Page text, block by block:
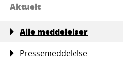
Aktuelt
Alle meddelelser
Pressemeddelelse